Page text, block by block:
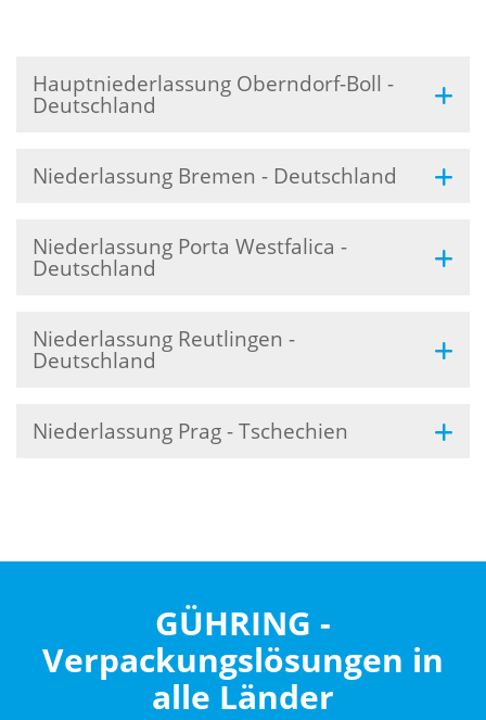
Hauptniederlassung Oberndorf-Boll -
Deutschland
Niederlassung Bremen - Deutschland
Niederlassung Porta Westfalica -
Deutschland
Niederlassung Reutlingen -
Deutschland
Niederlassung Prag - Tschechien
GÜHRING -
Verpackungslösungen in
alle Länder